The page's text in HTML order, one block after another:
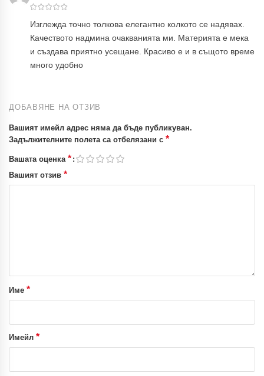
Изглежда точно толкова елегантно колкото се надявах.
Качеството надмина очакванията ми. Материята е мека
и създава приятно усещане. Красиво е и в същото време
много удобно
ДОБАВЯНЕ НА ОТЗИВ
Вашият имейл адрес няма да бъде публикуван.
Задължителните полета са отбелязани с *
Вашата оценка *
Вашият отзив *
Име *
Имейл *